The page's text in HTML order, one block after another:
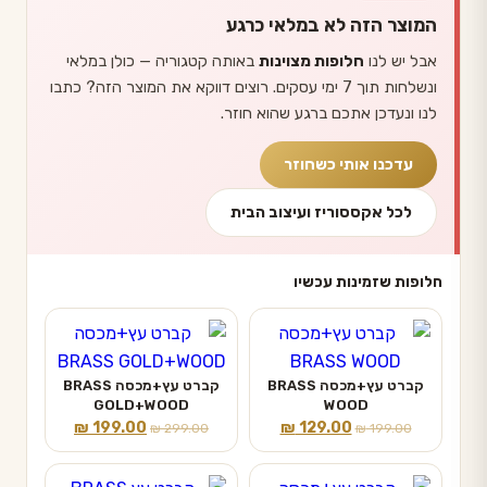
המוצר הזה לא במלאי כרגע
אבל יש לנו חלופות מצוינות באותה קטגוריה — כולן במלאי
ונשלחות תוך 7 ימי עסקים. רוצים דווקא את המוצר הזה? כתבו
לנו ונעדכן אתכם ברגע שהוא חוזר.
עדכנו אותי כשחוזר
לכל אקססוריז ועיצוב הבית
חלופות שזמינות עכשיו
קברט עץ+מכסה BRASS
WOOD
₪199.00
המחיר
המקורי
₪ 129.00
המחיר
הנוכחי
הוא:
קברט עץ+מכסה BRASS
GOLD+WOOD
₪299.00
המחיר
המקורי
₪ 199.00
המחיר
הנוכחי
הוא: